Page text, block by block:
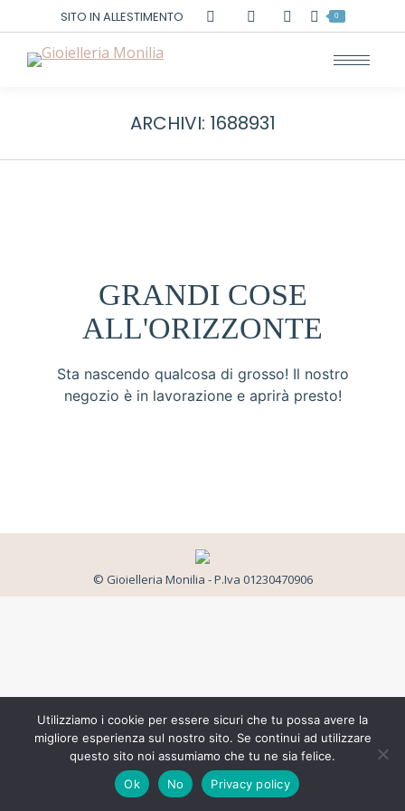
SITO IN ALLESTIMENTO Cerca: 0
ARCHIVI: 1688931
GRANDI COSE
ALL'ORIZZONTE
Sta nascendo qualcosa di grosso! Il nostro
negozio è in lavorazione e aprirà presto!
© Gioielleria Monilia - P.Iva 01230470906
Utilizziamo i cookie per essere sicuri che tu possa avere la
migliore esperienza sul nostro sito. Se continui ad utilizzare
questo sito noi assumiamo che tu ne sia felice.
Ok
No Privacy policy